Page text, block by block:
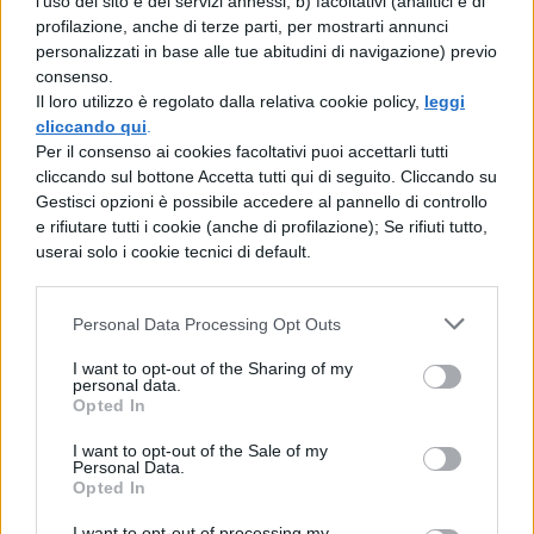
profilazione, anche di terze parti, per mostrarti annunci
personalizzati in base alle tue abitudini di navigazione) previo
consenso.
Il loro utilizzo è regolato dalla relativa cookie policy, leggi
cliccando qui
Per il consenso ai cookies facoltativi puoi accettarli tutti
cliccando sul bottone Accetta tutti qui di seguito. Cliccando su
Gestisci opzioni è possibile accedere al pannello di controllo
e rifiutare tutti i cookie (anche di profilazione); Se rifiuti tutto,
userai solo i cookie tecnici di default.
Personal Data Processing Opt Outs
I want to opt-out of the Sharing of my
personal data.
Opted In
I want to opt-out of the Sale of my
Personal Data.
Opted In
“spedizione punitiva” per fermare
l’insegnante una volta per tutte,
aggredendola fuori dall’istituto.
In merito a ciò, una madre di un alunno ha
dichiarato:
“Noi non ce l’abbiamo con gli insegnanti,
io in questa scuola ho tre figli, ma siamo
rimaste inascoltate. Io quell’audio con
espliciti contenuti sessuali l’ho sentito. E si
continua a parlare di camorra. Ma qui non
c’entra la camorra”.
Inoltre, la mamma che ha pubblicato il